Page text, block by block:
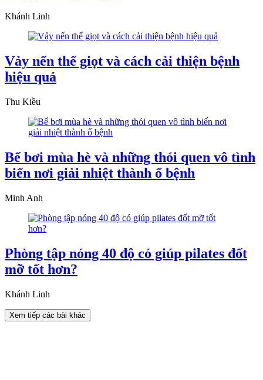
Khánh Linh
Vảy nến thể giọt và cách cải thiện bệnh
hiệu quả
Thu Kiều
Bể bơi mùa hè và những thói quen vô tình
biến nơi giải nhiệt thành ổ bệnh
Minh Anh
Phòng tập nóng 40 độ có giúp pilates đốt
mỡ tốt hơn?
Khánh Linh
Xem tiếp các bài khác